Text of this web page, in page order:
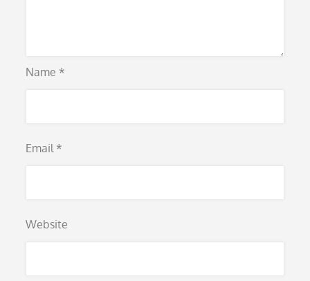
Name *
Email *
Website